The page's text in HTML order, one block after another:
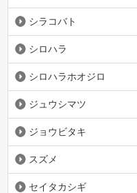
シラコバト
シロハラ
シロハラホオジロ
ジュウシマツ
ジョウビタキ
スズメ
セイタカシギ